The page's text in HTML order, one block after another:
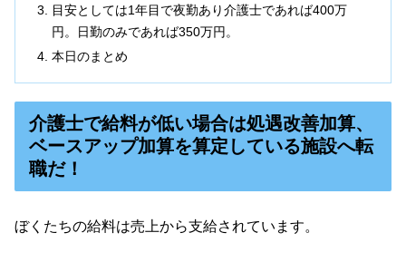
目安としては1年目で夜勤あり介護士であれば400万
円。日勤のみであれば350万円。
本日のまとめ
介護士で給料が低い場合は処遇改善加算、
ベースアップ加算を算定している施設へ転
職だ！
ぼくたちの給料は売上から支給されています。